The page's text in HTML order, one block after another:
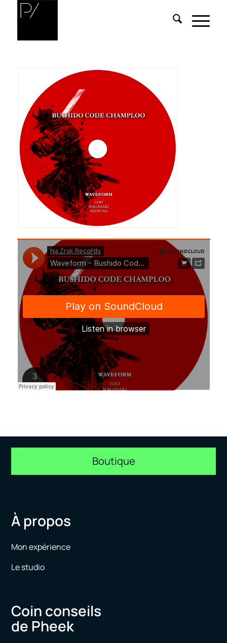
Boutique
À propos
Mon expérience
Le studio
Coin conseils
de Pheek